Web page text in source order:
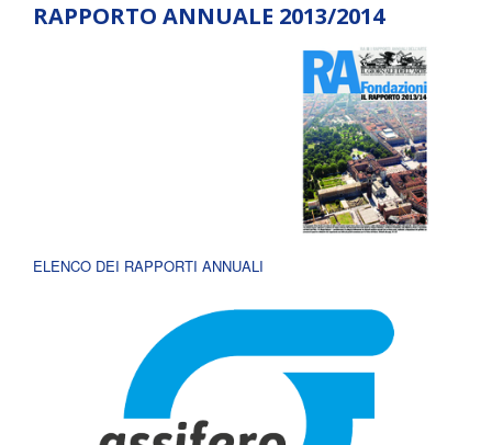
RAPPORTO ANNUALE 2013/2014
ELENCO DEI RAPPORTI ANNUALI